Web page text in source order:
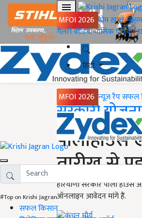
MFOI 2026 होमख़बरेंमौसम
गैलरीवीडियोमासिक पत्रिका
हिंदी
MFOI 2026 न्यूज़ रैपसफल
#Top on Krishi Jagran
सफल किसान
Home
सरकारी
पॉलीहाउस
तारीख से
हरियाणा सरकार पॉली हाउस
ऑनलाइन आवेदन मांगे हैं.